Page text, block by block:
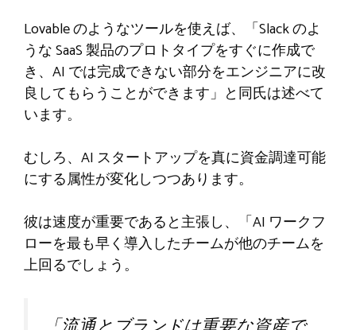
Lovable のようなツールを使えば、「Slack のよ
うな SaaS 製品のプロトタイプをすぐに作成で
き、AI では完成できない部分をエンジニアに改
良してもらうことができます」と同氏は述べて
います。
むしろ、AI スタートアップを真に資金調達可能
にする属性が変化しつつあります。
彼は速度が重要であると主張し、「AI ワークフ
ローを最も早く導入したチームが他のチームを
上回るでしょう。